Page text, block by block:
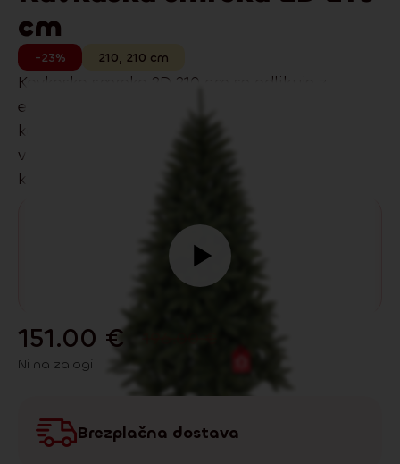
cm
-23% 210, 210 cm
Kavkaska smreka 2D 210 cm se odlikuje z
elegantno silhueto in klasičen videz in
kakovostnimi PVC iglicami z naravnim
videzom. Odlično se poda tako modernim kot
klasičnim interierjem.
151.00 €
Ni na zalogi
Brezplačna dostava